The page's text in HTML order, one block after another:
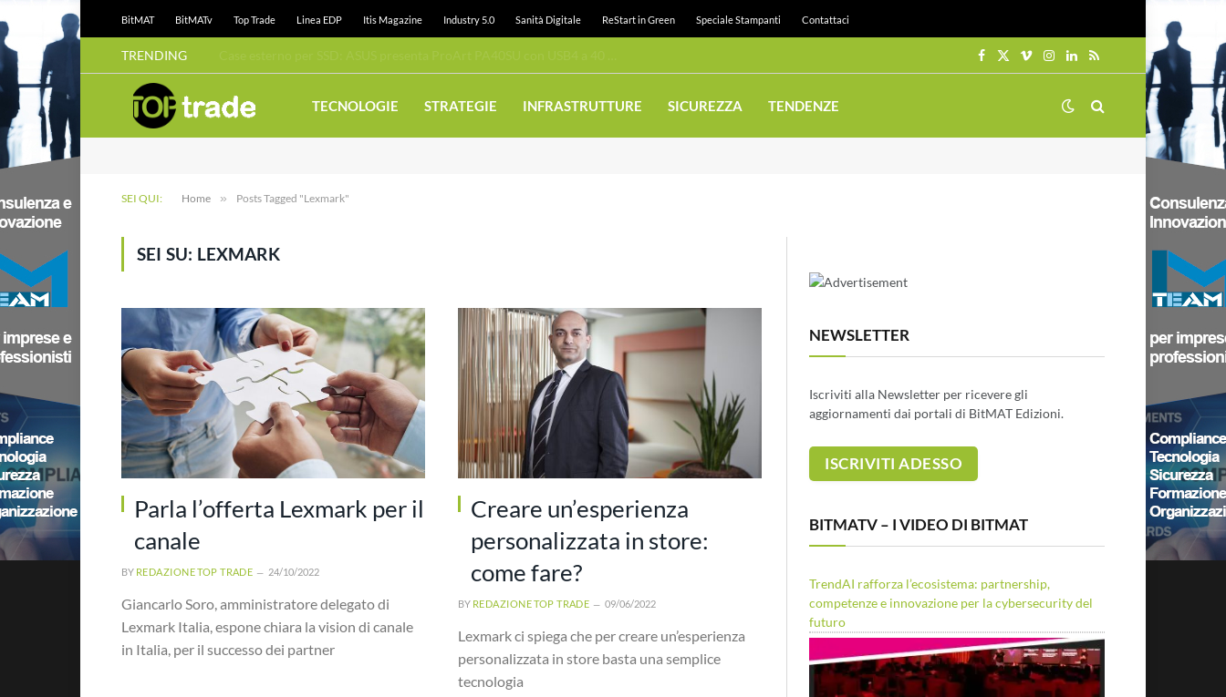
BitMAT BitMATv Top Trade Linea EDP Itis Magazine Industry 5.0 Sanità Digitale ReStart in Green Speciale Stampanti Contattaci
TRENDING
Facebook
X
VimeoInstagram
LinkedIn
RSS
TECNOLOGIE STRATEGIE INFRASTRUTTURE SICUREZZA TENDENZE
SEI QUI: Home » Posts Tagged "Lexmark"
SEI SU: LEXMARK
Parla l’offerta Lexmark per il
canale
BY REDAZIONE TOP TRADE 24/10/2022
Giancarlo Soro, amministratore delegato di
Lexmark Italia, espone chiara la vision di canale
in Italia, per il successo dei partner
Creare un’esperienza
personalizzata in store:
come fare?
BY REDAZIONE TOP TRADE 09/06/2022
Lexmark ci spiega che per creare un’esperienza
personalizzata in store basta una semplice
tecnologia
NEWSLETTER
Iscriviti alla Newsletter per ricevere gli
aggiornamenti dai portali di BitMAT Edizioni.
BITMATV – I VIDEO DI BITMAT
TrendAI rafforza l’ecosistema: partnership,
competenze e innovazione per la cybersecurity del
futuro